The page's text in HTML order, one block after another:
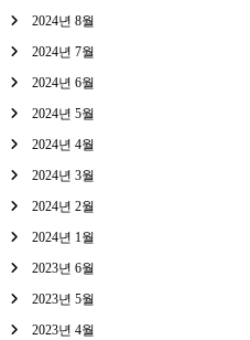
2024년 8월
2024년 7월
2024년 6월
2024년 5월
2024년 4월
2024년 3월
2024년 2월
2024년 1월
2023년 6월
2023년 5월
2023년 4월